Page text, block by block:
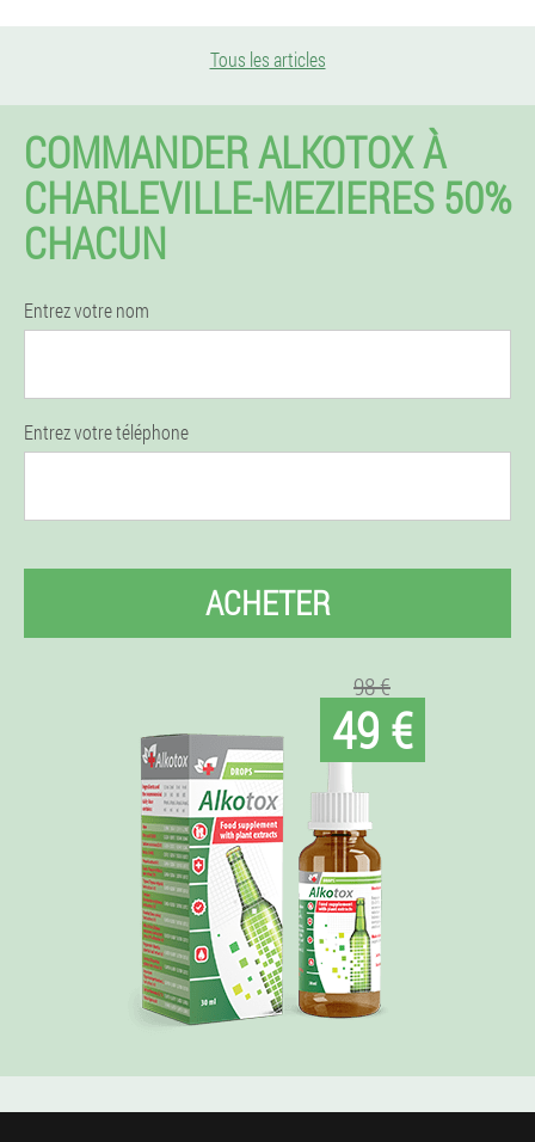
Tous les articles
COMMANDER ALKOTOX À
CHARLEVILLE-MEZIERES 50%
CHACUN
Entrez votre nom
Entrez votre téléphone
ACHETER
98 €
49 €